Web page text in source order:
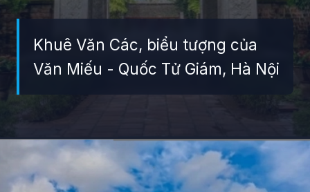
Khuê Văn Các, biểu tượng của
Văn Miếu - Quốc Tử Giám, Hà Nội